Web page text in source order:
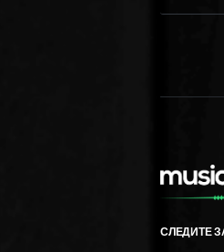
СЛЕДИТЕ